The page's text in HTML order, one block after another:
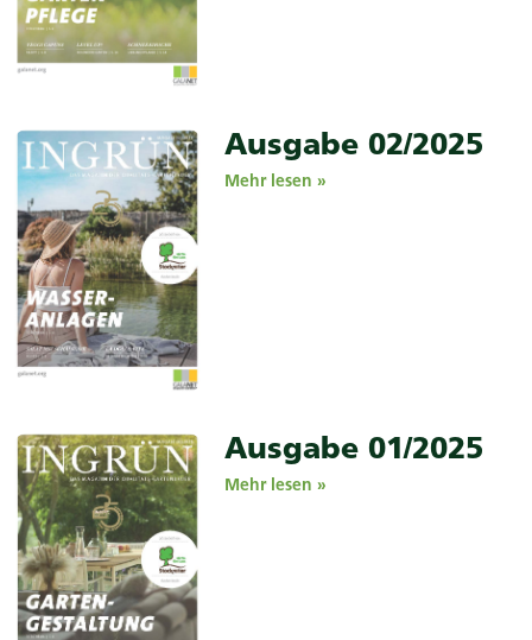
Ausgabe 02/2025
Mehr lesen »
Ausgabe 01/2025
Mehr lesen »